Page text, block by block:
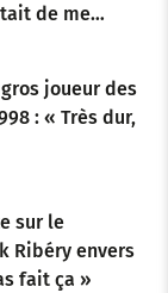
de me…
joueur des
: « Très dur,
sur le
Ribéry envers
fait ça »